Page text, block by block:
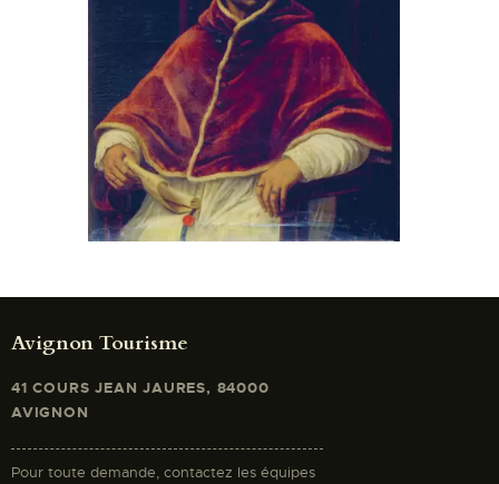
Avignon Tourisme
41 COURS JEAN JAURES, 84000
AVIGNON
Pour toute demande, contactez les équipes